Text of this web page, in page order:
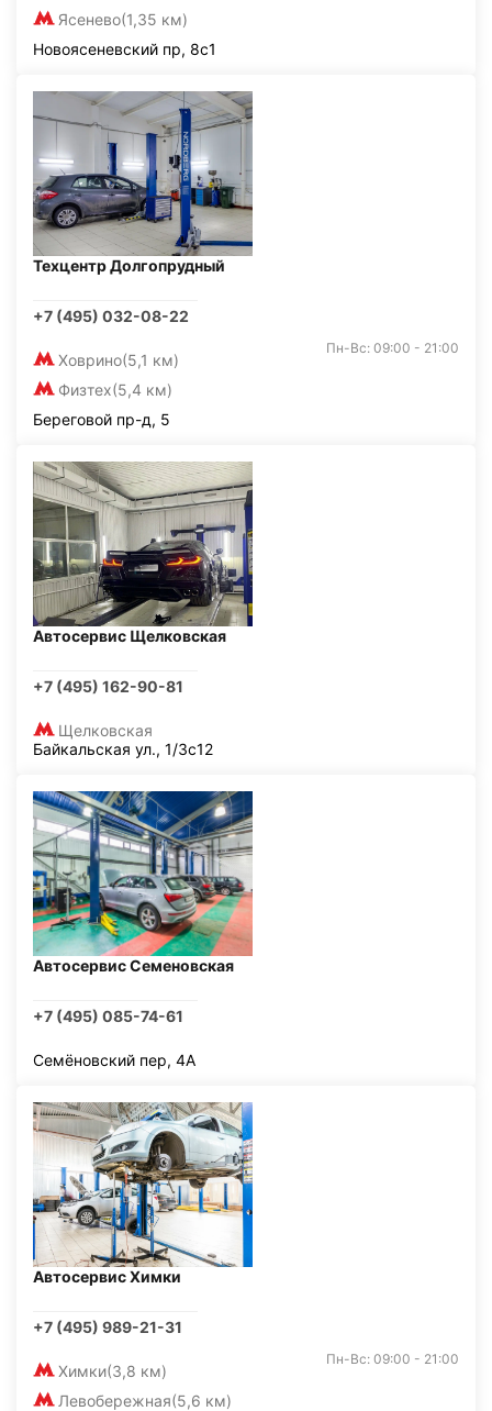
Ясенево(1,35 км)
Новоясеневский пр, 8с1
Техцентр Долгопрудный
+7 (495) 032-08-22
Ховрино(5,1 км)
Физтех(5,4 км)
Пн-Вс: 09:00 - 21:00
Береговой пр-д, 5
Автосервис Щелковская
+7 (495) 162-90-81
Щелковская
Байкальская ул., 1/3с12
Автосервис Семеновская
+7 (495) 085-74-61
Семёновский пер, 4А
Автосервис Химки
+7 (495) 989-21-31
Химки(3,8 км)
Левобережная(5,6 км)
Пн-Вс: 09:00 - 21:00